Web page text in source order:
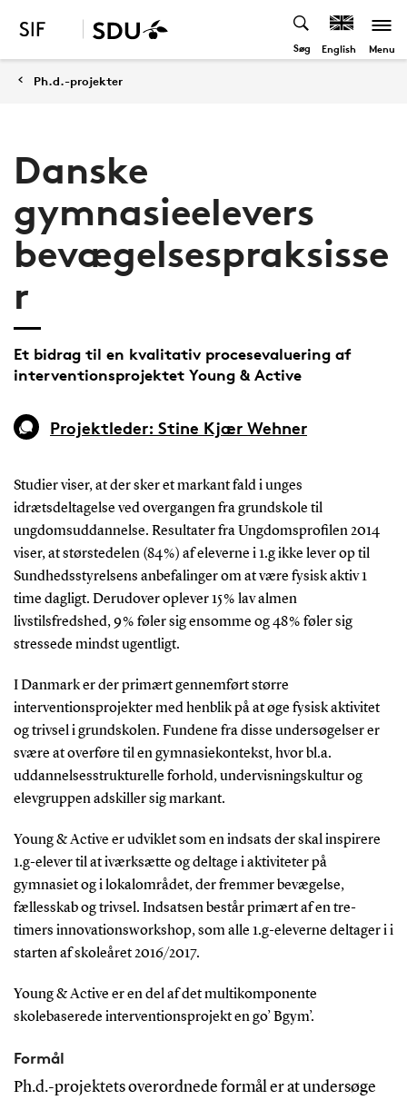
Søg English Menu
Ph.d.-projekter
Danske
gymnasieelevers
bevægelsespraksisse
r
Et bidrag til en kvalitativ procesevaluering af
interventionsprojektet Young & Active
Projektleder: Stine Kjær Wehner
Studier viser, at der sker et markant fald i unges
idrætsdeltagelse ved overgangen fra grundskole til
ungdomsuddannelse. Resultater fra Ungdomsprofilen 2014
viser, at størstedelen (84 %) af eleverne i 1.g ikke lever op til
Sundhedsstyrelsens anbefalinger om at være fysisk aktiv 1
time dagligt. Derudover oplever 15 % lav almen
livstilsfredshed, 9 % føler sig ensomme og 48 % føler sig
stressede mindst ugentligt.
I Danmark er der primært gennemført større
interventionsprojekter med henblik på at øge fysisk aktivitet
og trivsel i grundskolen. Fundene fra disse undersøgelser er
svære at overføre til en gymnasiekontekst, hvor bl.a.
uddannelsesstrukturelle forhold, undervisningskultur og
elevgruppen adskiller sig markant.
Young & Active er udviklet som en indsats der skal inspirere
1.g-elever til at iværksætte og deltage i aktiviteter på
gymnasiet og i lokalområdet, der fremmer bevægelse,
fællesskab og trivsel. Indsatsen består primært af en tre-
timers innovationsworkshop, som alle 1.g-eleverne deltager i i
starten af skoleåret 2016/2017.
Young & Active er en del af det multikomponente
skolebaserede interventionsprojekt en go’ Bgym’.
Formål
Ph.d.-projektets overordnede formål er at undersøge